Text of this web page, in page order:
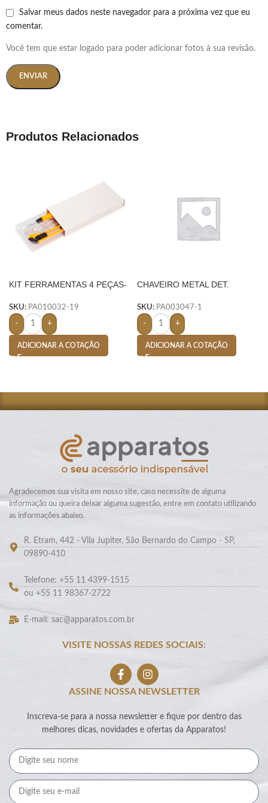
Salvar meus dados neste navegador para a próxima vez que eu
comentar.
Você tem que estar logado para poder adicionar fotos à sua revisão.
Produtos Relacionados
KIT FERRAMENTAS 4 PEÇAS-
SKU: PA010032-19
- +
ADICIONAR A COTAÇÃO
CHAVEIRO METAL DET.
SKU: PA003047-1
- +
ADICIONAR A COTAÇÃO
Agradecemos sua visita em nosso site, caso necessite de alguma
informação ou queira deixar alguma sugestão, entre em contato utilizando
as informações abaixo.
R. Etram, 442 - Vila Jupiter, São Bernardo do Campo - SP,
09890-410
Telefone: +55 11 4399-1515
ou +55 11 98367-2722
E-mail: sac@apparatos.com.br
VISITE NOSSAS REDES SOCIAIS:
ASSINE NOSSA NEWSLETTER
Inscreva-se para a nossa newsletter e fique por dentro das
melhores dicas, novidades e ofertas da Apparatos!